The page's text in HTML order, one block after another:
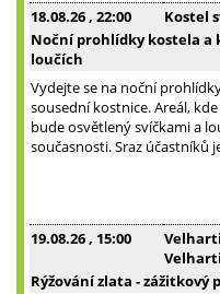
18.08.26 , 22:00
Kostel
Noční prohlídky kostela a
loučích
Vydejte se na noční
sousední kostnice. Areál,
bude osvětlený svíčkami a
současnosti. Sraz účastníků
19.08.26 , 15:00
Rýžování zlata - zážitkový